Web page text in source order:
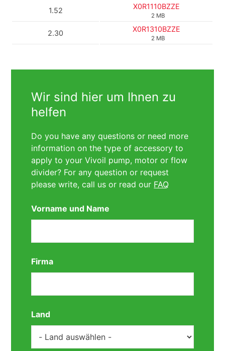
1.52 X0R1110BZZE
2 MB
2.30 X0R1310BZZE
2 MB
Wir sind hier um Ihnen zu
helfen
Do you have any questions or need more
information on the type of accessory to
apply to your Vivoil pump, motor or flow
divider? For any question or request
please write, call us or read our FAQ
Vorname und Name
Firma
Land